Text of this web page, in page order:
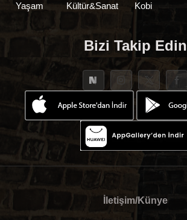
Yaşam
Kültür&Sanat
Kobi
Bizi Takip Edin
İletişim/Künye